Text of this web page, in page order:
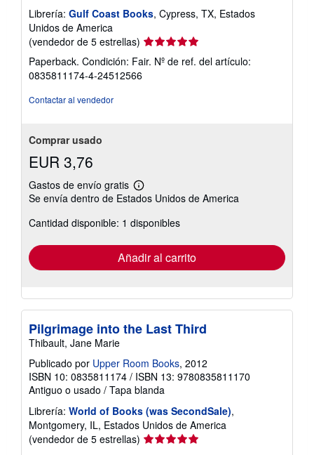
s
e
e
n
v
Librería: Gulf Coast Books, Cypress, TX, Estados
Unidos de America
(vendedor de 5 estrellas) Calificación
del
vendedor:
Paperback. Condición: Fair. Nº de ref. del artículo:
0835811174-4-24512566
Contactar al vendedor
Comprar usado
EUR 3,76
Gastos de envío gratis
Más
información
las
tarifas
envío
Se envía dentro de Estados Unidos de America
Cantidad disponible: 1 disponibles
Añadir al carrito
Pilgrimage into the Last Third
Thibault, Jane Marie
Publicado por Upper Room Books, 2012
ISBN 10: 0835811174 / ISBN 13: 9780835811170
Antiguo o usado / Tapa blanda
Librería: World of Books (was SecondSale),
Montgomery, IL, Estados Unidos de America
(vendedor de 5 estrellas) Calificación